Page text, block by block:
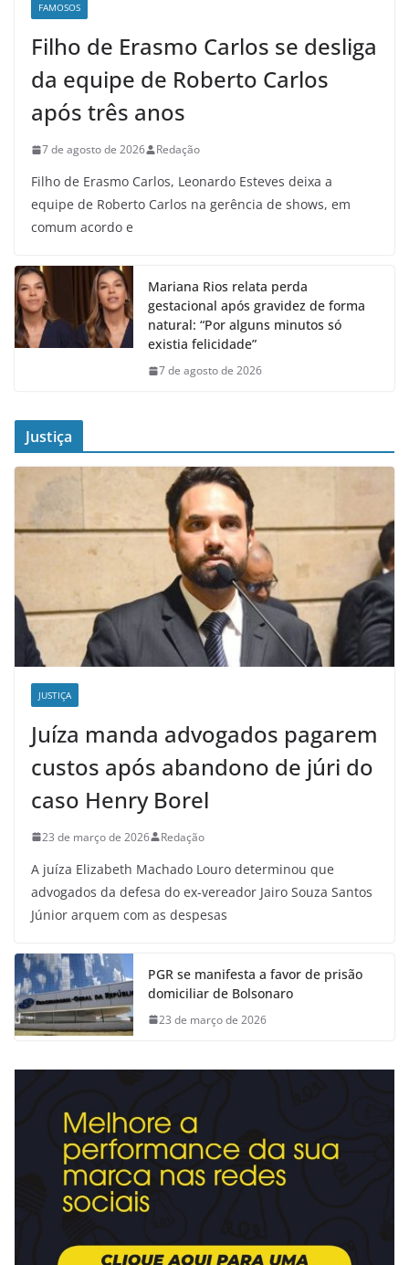
FAMOSOS
Filho de Erasmo Carlos se desliga
da equipe de Roberto Carlos
após três anos
7 de agosto de 2026 Redação
Filho de Erasmo Carlos, Leonardo Esteves deixa a
equipe de Roberto Carlos na gerência de shows, em
comum acordo e
Mariana Rios relata perda
gestacional após gravidez de forma
natural: “Por alguns minutos só
existia felicidade”
7 de agosto de 2026
Justiça
JUSTIÇA
Juíza manda advogados pagarem
custos após abandono de júri do
caso Henry Borel
23 de março de 2026 Redação
A juíza Elizabeth Machado Louro determinou que
advogados da defesa do ex-vereador Jairo Souza Santos
Júnior arquem com as despesas
PGR se manifesta a favor de prisão
domiciliar de Bolsonaro
23 de março de 2026